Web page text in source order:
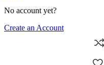
No account yet?
Create an Account